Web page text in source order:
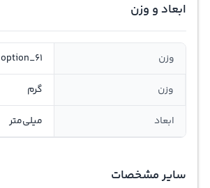
ابعاد و وزن
وزن option_61
وزن گرم
ابعاد میلی‌متر
سایر مشخصات